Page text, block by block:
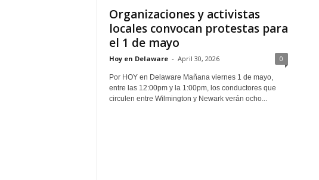
Organizaciones y activistas
locales convocan protestas para
el 1 de mayo
Hoy en Delaware - April 30, 2026 0
Por HOY en Delaware Mañana viernes 1 de mayo,
entre las 12:00pm y la 1:00pm, los conductores que
circulen entre Wilmington y Newark verán ocho...